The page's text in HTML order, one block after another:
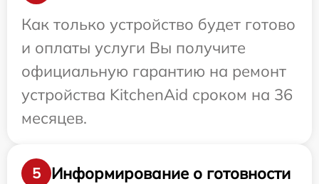
Как только устройство будет готово
и оплаты услуги Вы получите
официальную гарантию на ремонт
устройства KitchenAid сроком на 36
месяцев.
5
Информирование о готовности